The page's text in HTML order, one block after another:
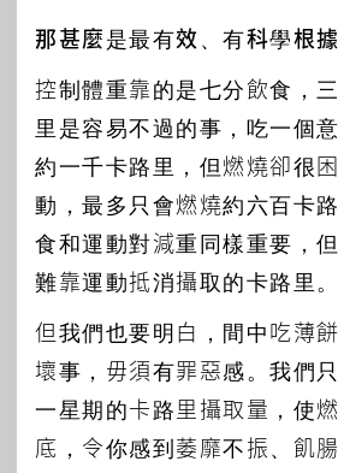
那甚麼是最有效、有科學根
控制體重靠的是七分飲食，
里是容易不過的事，吃一個
約一千卡路里，但燃燒卻很
動，最多只會燃燒約六百卡
食和運動對減重同樣重要，
難靠運動抵消攝取的卡路里。
但我們也要明白，間中吃薄
壞事，毋須有罪惡感。我們
一星期的卡路里攝取量，使
底，令你感到萎靡不振、飢